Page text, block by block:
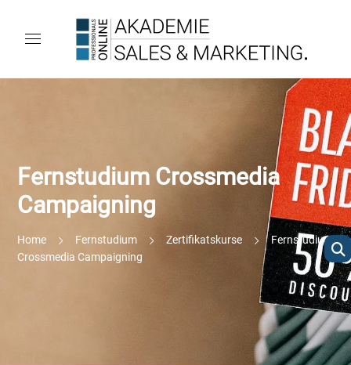
Fernstudium Crossmedia
Campaigning
Home Fernstudium Zertifikatskurse
Fernstudium
Crossmedia Campaigning